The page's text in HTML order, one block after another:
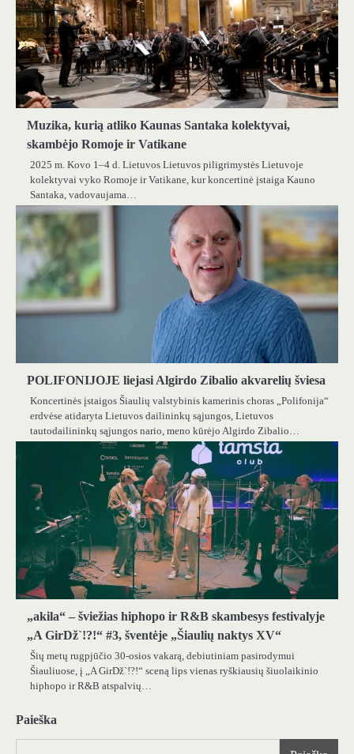
Muzika, kurią atliko Kaunas Santaka kolektyvai,
skambėjo Romoje ir Vatikane
2025 m. Kovo 1–4 d. Lietuvos Lietuvos piligrimystės Lietuvoje
kolektyvai vyko Romoje ir Vatikane, kur koncertinė įstaiga Kauno
Santaka, vadovaujama…
POLIFONIJOJE liejasi Algirdo Zibalio akvarelių šviesa
Koncertinės įstaigos Šiaulių valstybinis kamerinis choras „Polifonija“
erdvėse atidaryta Lietuvos dailininkų sąjungos, Lietuvos
tautodailininkų sąjungos nario, meno kūrėjo Algirdo Zibalio…
„akila“ – šviežias hiphopo ir R&B skambesys festivalyje
„A GirDž`!?!“ #3, šventėje „Šiaulių naktys XV“
Šių metų rugpjūčio 30-osios vakarą, debiutiniam pasirodymui
Šiauliuose, į „A GirDž`!?!“ sceną lips vienas ryškiausių šiuolaikinio
hiphopo ir R&B atspalvių…
Paieška